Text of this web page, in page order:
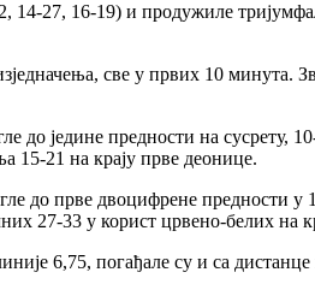
27, 16-19) и продужиле
све у првих 10 минута.
до једине предности на сусрету,
15-21 на крају прве деонице.
до прве двоцифрене предности
27-33 у корист црвено-белих на
6,75, погађале су и са